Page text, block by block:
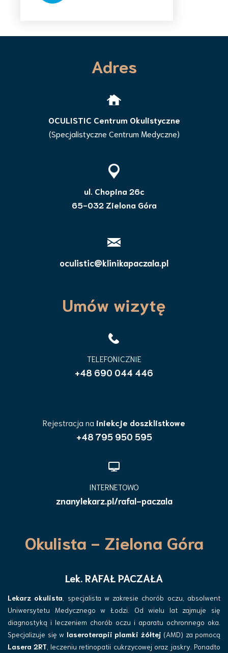
Adres
OCULISTIC Centrum Okulistyczne
(Specjalistyczne Centrum Medyczne)
ul. Chopina 26c
65-032 Zielona Góra
oculistic@klinikapaczala.pl
Umów wizytę
TELEFONICZNIE
+48 690 044 446
Rejestracja na iniekcje doszklistkowe
+48 795 950 595
INTERNETOWO
znanylekarz.pl/rafal-paczala
Okulista - Zielona Góra
Lek. RAFAŁ PACZAŁA
Lekarz okulista , specjalista w zakresie chorób oczu, absolwent
Uniwersytetu Medycznego w Łodzi. Od wielu lat zajmuje się
diagnostyką i leczeniem chorób oczu i aparatu ochronnego oka.
Specjalizuje się w laseroterapii plamki żółtej (AMD) za pomocą
Lasera 2RT , leczeniu retinopatii cukrzycowej oraz jaskry. Ponadto